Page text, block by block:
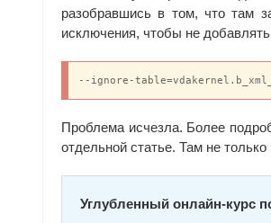
разобравшись в том, что там
исключения, чтобы не
--ignore-
Проблема исчезла. Более
отдельной статье. Там не
Углубленный онлайн-курс